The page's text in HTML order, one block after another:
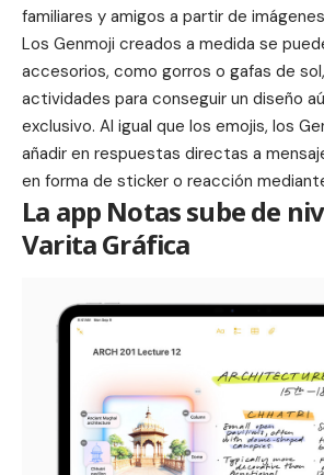
familiares y amigos a partir de
Los Genmoji creados a medida se
accesorios, como gorros o gafas de
actividades para conseguir un diseño
exclusivo. Al igual que los emojis, los
añadir en respuestas directas a
en forma de sticker o reacción
La app Notas sube de
Varita Gráfica